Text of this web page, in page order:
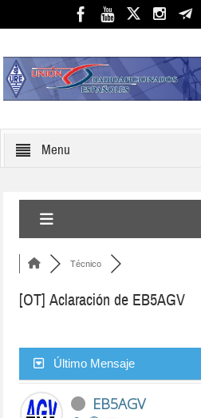
Menu
Técnico
[OT] Aclaración de EB5AGV
Último Mensaje
EB5AGV